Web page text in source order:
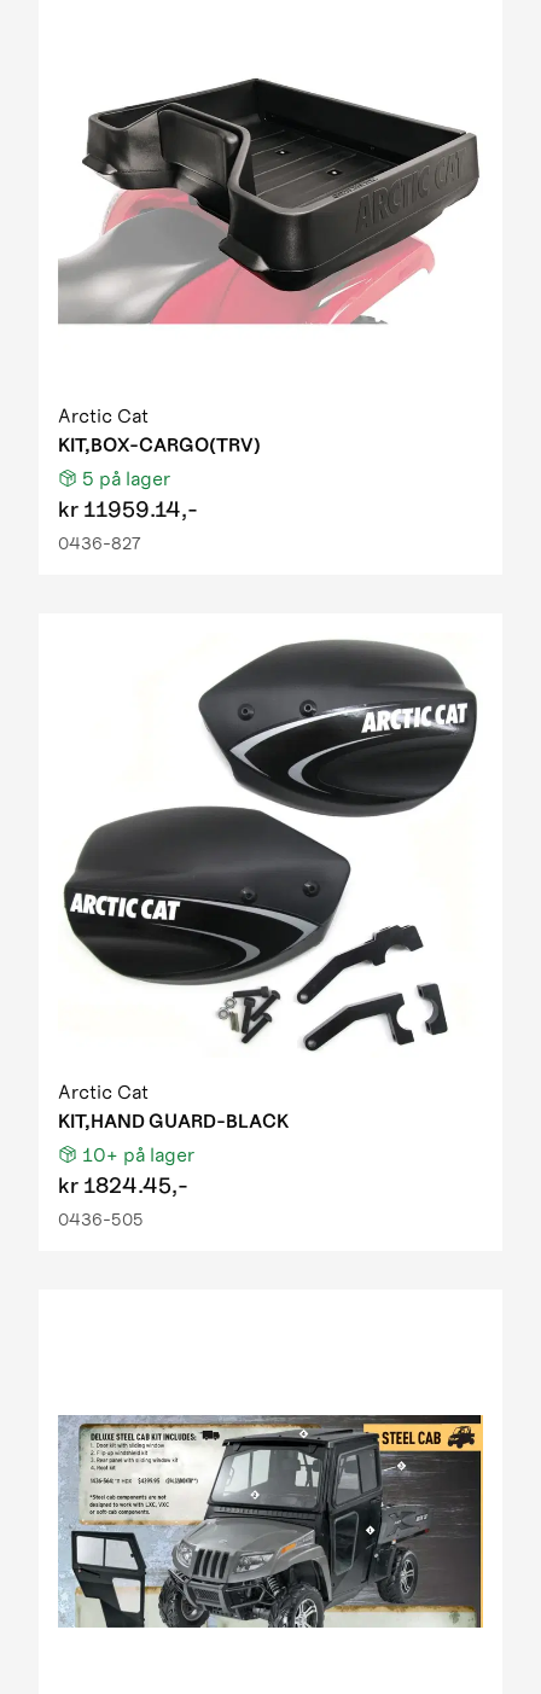
Arctic Cat
KIT,BOX-CARGO(TRV)
5 på lager
kr 11959.14,-
0436-827
Arctic Cat
KIT,HAND GUARD-BLACK
10+ på lager
kr 1824.45,-
0436-505